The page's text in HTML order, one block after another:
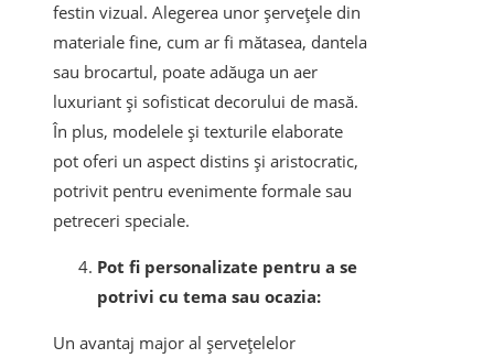
festin vizual. Alegerea unor șervețele din
materiale fine, cum ar fi mătasea, dantela
sau brocartul, poate adăuga un aer
luxuriant și sofisticat decorului de masă.
În plus, modelele și texturile elaborate
pot oferi un aspect distins și aristocratic,
potrivit pentru evenimente formale sau
petreceri speciale.
Pot fi personalizate pentru a se
potrivi cu tema sau ocazia:
Un avantaj major al șervețelelor